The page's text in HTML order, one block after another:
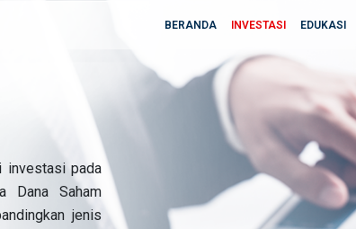
BERANDA INVESTASI EDUKASI
investasi pada
Dana Saham
jenis